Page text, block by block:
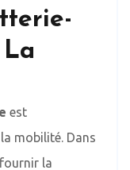
est
mobilité. Dans
la